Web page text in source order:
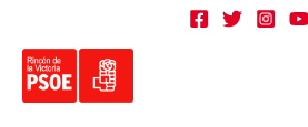
contenido